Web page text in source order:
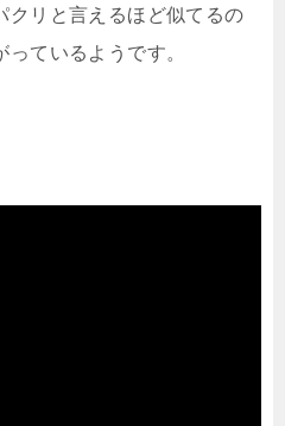
クリと言えるほど似てるの
ているようです。